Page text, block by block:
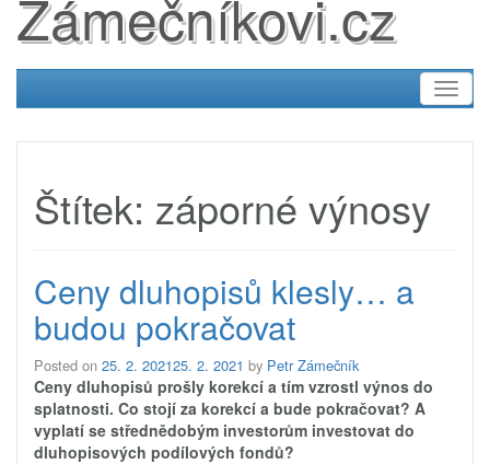
Zámečníkovi.cz
Štítek: záporné výnosy
Ceny dluhopisů klesly… a
budou pokračovat
Posted on 25. 2. 202125. 2. 2021 by Petr Zámečník
Ceny dluhopisů prošly korekcí a tím vzrostl výnos do
splatnosti. Co stojí za korekcí a bude pokračovat? A
vyplatí se střednědobým investorům investovat do
dluhopisových podílových fondů?